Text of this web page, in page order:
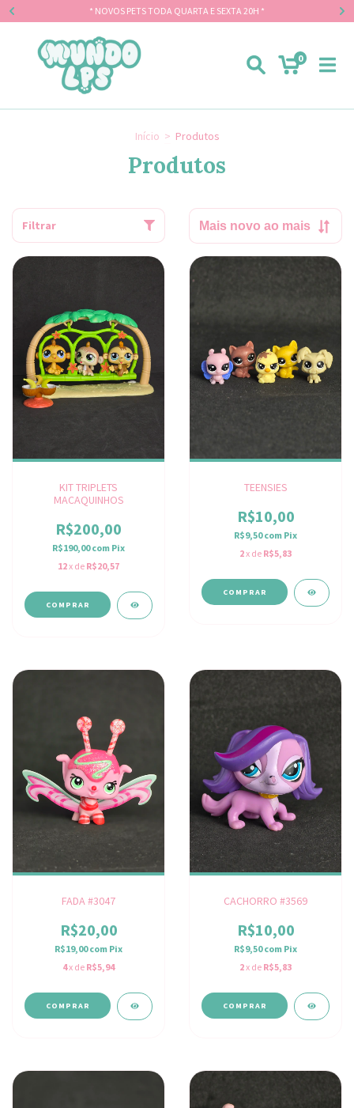
* NOVOS PETS TODA QUARTA E SEXTA 20H *
0
Início > Produtos
Produtos
Filtrar
KIT TRIPLETS
MACAQUINHOS
R$200,00
R$190,00com Pix
12x de R$20,57
TEENSIES
R$10,00
R$9,50com Pix
2x de R$5,83
COMPRAR
FADA #3047
R$20,00
R$19,00com Pix
4x de R$5,94
CACHORRO #3569
R$10,00
R$9,50com Pix
2x de R$5,83